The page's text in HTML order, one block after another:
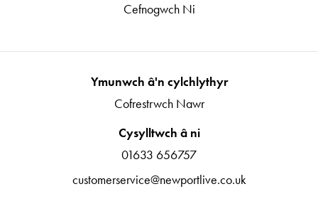
Cefnogwch Ni
Ymunwch â'n cylchlythyr
Cofrestrwch Nawr
Cysylltwch â ni
01633 656757
customerservice@newportlive.co.uk